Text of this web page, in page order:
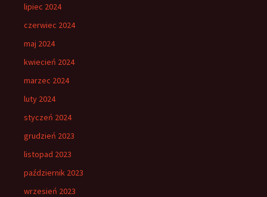
lipiec 2024
czerwiec 2024
maj 2024
kwiecień 2024
marzec 2024
luty 2024
styczeń 2024
grudzień 2023
listopad 2023
październik 2023
wrzesień 2023